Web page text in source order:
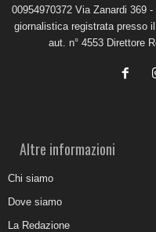
00954970372 Via Zanardi 369
giornalistica registrata presso
aut. n° 4553 Direttore
Altre informazioni
Chi siamo
Dove siamo
La Redazione